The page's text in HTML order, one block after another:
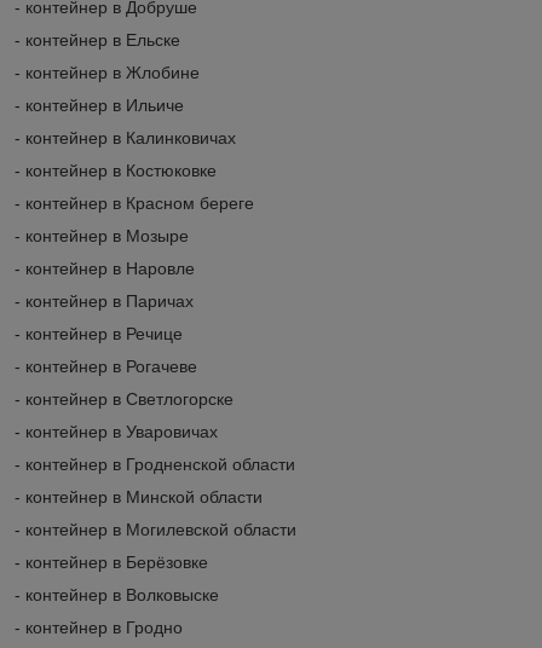
- контейнер в Добруше
- контейнер в Ельске
- контейнер в Жлобине
- контейнер в Ильиче
- контейнер в Калинковичах
- контейнер в Костюковке
- контейнер в Красном береге
- контейнер в Мозыре
- контейнер в Наровле
- контейнер в Паричах
- контейнер в Речице
- контейнер в Рогачеве
- контейнер в Светлогорске
- контейнер в Уваровичах
- контейнер в Гродненской области
- контейнер в Минской области
- контейнер в Могилевской области
- контейнер в Берёзовке
- контейнер в Волковыске
- контейнер в Гродно